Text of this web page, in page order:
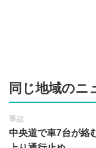
同じ地域のニ
事故
中央道で車7台が絡